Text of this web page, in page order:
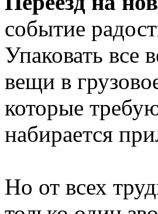
событие
Упаковать все
вещи в
которые
набирается
Но от всех